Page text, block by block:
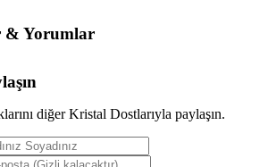
& Yorumlar
diğer Kristal Dostlarıyla paylaşın.